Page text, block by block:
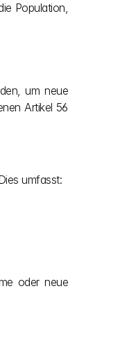
Population,
um neue
Artikel 56
umfasst:
oder neue